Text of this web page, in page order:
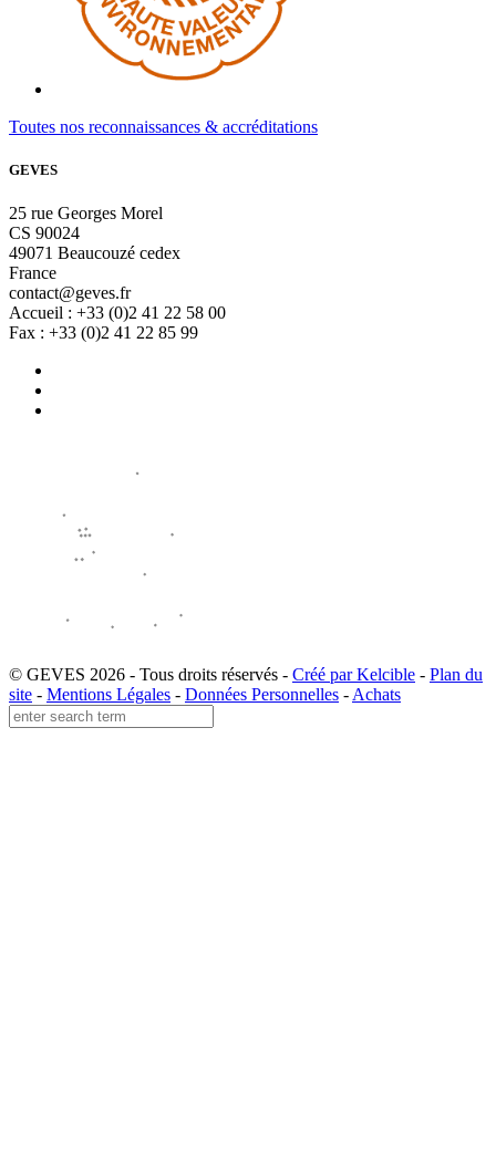
Toutes nos reconnaissances & accréditations
GEVES
25 rue Georges Morel
CS 90024
49071 Beaucouzé cedex
France
contact@geves.fr
Accueil : +33 (0)2 41 22 58 00
Fax : +33 (0)2 41 22 85 99
© GEVES 2026 - Tous droits réservés - Créé par Kelcible - Plan du
site - Mentions Légales - Données Personnelles - Achats